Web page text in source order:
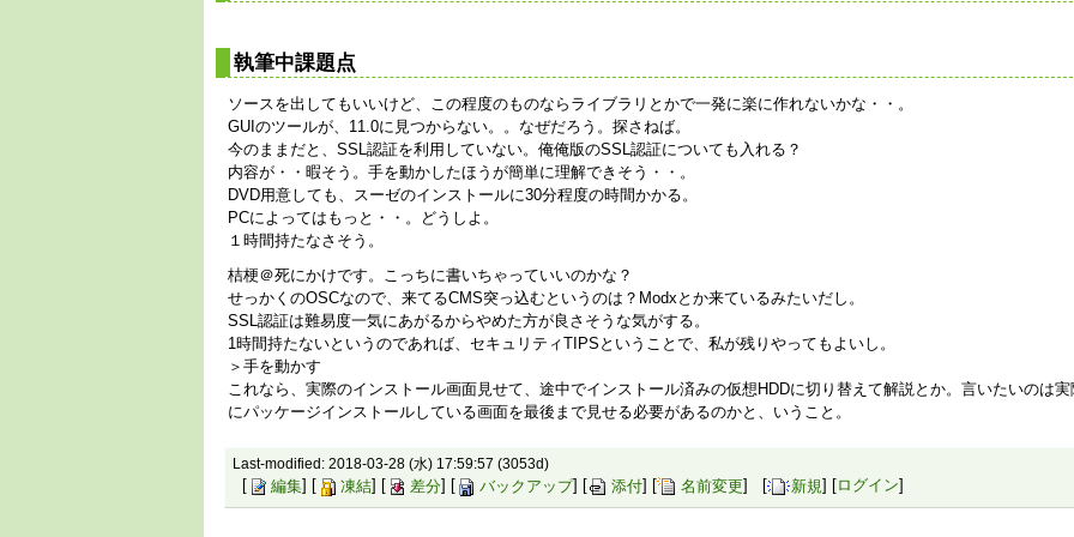
執筆中課題点
ソースを出してもいいけど、この程度のものならライブラリとかで一発に楽に作れないかな・・。
GUIのツールが、11.0に見つからない。。なぜだろう。探さねば。
今のままだと、SSL認証を利用していない。俺俺版のSSL認証についても入れる？
内容が・・暇そう。手を動かしたほうが簡単に理解できそう・・。
DVD用意しても、スーゼのインストールに30分程度の時間かかる。
PCによってはもっと・・。どうしよ。
１時間持たなさそう。
桔梗＠死にかけです。こっちに書いちゃっていいのかな？
せっかくのOSCなので、来てるCMS突っ込むというのは？Modxとか来ているみたいだし。
SSL認証は難易度一気にあがるからやめた方が良さそうな気がする。
1時間持たないというのであれば、セキュリティTIPSということで、私が残りやってもよいし。
＞手を動かす
これなら、実際のインストール画面見せて、途中でインストール済みの仮想HDDに切り替えて解説とか。言いたいのは実
にパッケージインストールしている画面を最後まで見せる必要があるのかと、いうこと。
Last-modified: 2018-03-28 (水) 17:59:57 (3053d)
編集 凍結 差分 バックアップ] [ 添付 ] [ 名前変更 ] [ 新規 ログイン